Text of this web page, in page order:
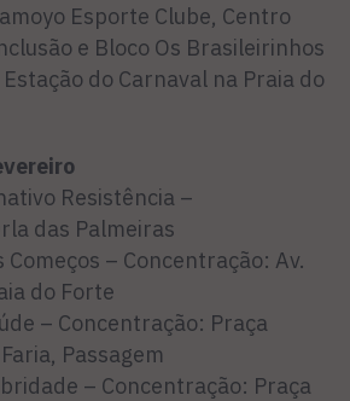
Esporte Clube, Centro
e Bloco Os Brasileirinhos
do Carnaval na Praia do
Resistência –
das Palmeiras
Começos – Concentração: Av.
do Forte
– Concentração: Praça
Passagem
– Concentração: Praça